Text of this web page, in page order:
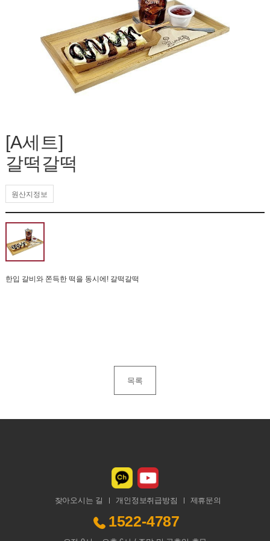
[A세트]
갈떡갈떡
원산지정보
한입 갈비와 쫀득한 떡을 동시에! 갈떡갈떡
목록
찾아오시는 길 개인정보취급방침 제휴문의
1522-4787